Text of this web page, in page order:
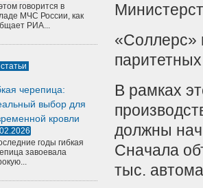
говорится в
МЧС России, как
РИА...
черепица:
выбор для
кровли
годы гибкая
завоевала
«Соллерс»
В рамках
должны
Сначала
тыс.